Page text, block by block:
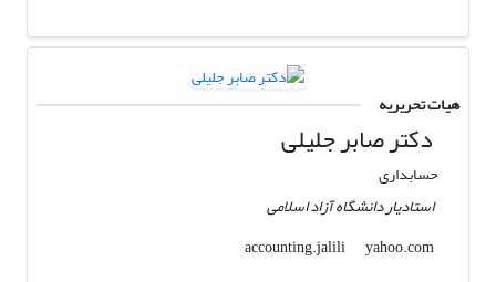
هیات تحریریه
دکتر صابر جلیلی
حسابداری
استادیار دانشگاه آزاد اسلامی
accounting.jalili
yahoo.com